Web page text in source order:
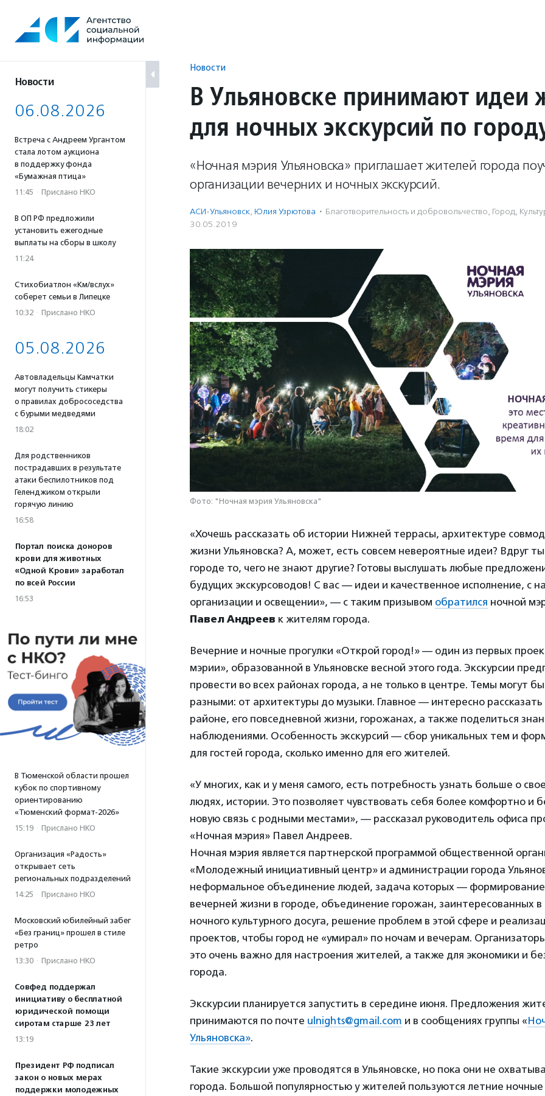
содержанию
Новости
06.08.2026
Встреча с Андреем Ургантом
стала лотом аукциона
в поддержку фонда
«Бумажная птица»
11:45 · Прислано НКО
В ОП РФ предложили
установить ежегодные
выплаты на сборы в школу
11:24
Стихобиатлон «Км/вслух»
соберет семьи в Липецке
10:32 · Прислано НКО
05.08.2026
Автовладельцы Камчатки
могут получить стикеры
о правилах добрососедства
с бурыми медведями
18:02
Для родственников
пострадавших в результате
атаки беспилотников под
Геленджиком открыли
горячую линию
16:58
Портал поиска доноров
крови для животных
«Одной Крови» заработал
по всей России
16:53
В Тюменской области прошел
кубок по спортивному
ориентированию
«Тюменский формат-2026»
15:19 · Прислано НКО
Организация «Радость»
открывает сеть
региональных подразделений
14:25 · Прислано НКО
Московский юбилейный забег
«Без границ» прошел в стиле
ретро
13:30 · Прислано НКО
Совфед поддержал
инициативу о бесплатной
юридической помощи
сиротам старше 23 лет
13:19
Президент РФ подписал
закон о новых мерах
поддержки молодежных
Новости
В Ульяновске принимают идеи
для ночных экскурсий по
«Ночная мэрия Ульяновска» приглашает жителей города
организации вечерних и ночных экскурсий.
АСИ-Ульяновск, Юлия Узрютова · Благотвори­тель­ность и доброволь­чест­во, Город,
30.05.2019
Фото: "Ночная мэрия Ульяновска"
«Хочешь рассказать об истории Нижней террасы, архитектуре
жизни Ульяновска? А, может, есть совсем невероятные идеи? Вдруг
городе то, чего не знают другие? Готовы выслушать любые
будущих экскурсоводов! С вас — идеи и качественное исполнение, с
организации и освещении», — с таким призывом обратился ночной
Павел Андреев к жителям города.
Вечерние и ночные прогулки «Открой город!» — один из первых
мэрии», образованной в Ульяновске весной этого года. Экскурсии
провести во всех районах города, а не только в центре. Темы могут
разными: от архитектуры до музыки. Главное — интересно
районе, его повседневной жизни, горожанах, а также поделиться
наблюдениями. Особенность экскурсий — сбор уникальных тем и
для гостей города, сколько именно для его жителей.
«У многих, как и у меня самого, есть потребность узнать больше о
людях, истории. Это позволяет чувствовать себя более комфортно и
новую связь с родными местами», — рассказал руководитель офиса
«Ночная мэрия» Павел Андреев.
Ночная мэрия является партнерской программой общественной
«Молодежный инициативный центр» и администрации города
неформальное объединение людей, задача которых —
вечерней жизни в городе, объединение горожан, заинтересованных в
ночного культурного досуга, решение проблем в этой сфере и
проектов, чтобы город не «умирал» по ночам и вечерам.
это очень важно для настроения жителей, а также для экономики и
города.
Экскурсии планируется запустить в середине июня. Предложения
принимаются по почте ulnights@gmail.com и в сообщениях группы «
Ульяновска».
Такие экскурсии уже проводятся в Ульяновске, но пока они не
города. Большой популярностью у жителей пользуются летние ночные